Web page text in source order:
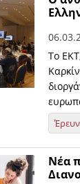
Το
Νέα